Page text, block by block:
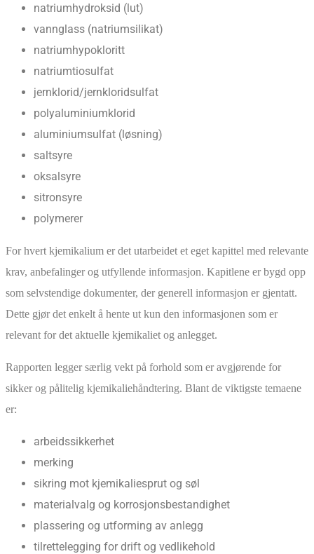
natriumhydroksid (lut)
vannglass (natriumsilikat)
natriumhypokloritt
natriumtiosulfat
jernklorid/jernkloridsulfat
polyaluminiumklorid
aluminiumsulfat (løsning)
saltsyre
oksalsyre
sitronsyre
polymerer
For hvert kjemikalium er det utarbeidet et eget kapittel med relevante
krav, anbefalinger og utfyllende informasjon. Kapitlene er bygd opp
som selvstendige dokumenter, der generell informasjon er gjentatt.
Dette gjør det enkelt å hente ut kun den informasjonen som er
relevant for det aktuelle kjemikaliet og anlegget.
Rapporten legger særlig vekt på forhold som er avgjørende for
sikker og pålitelig kjemikaliehåndtering. Blant de viktigste temaene
er:
arbeidssikkerhet
merking
sikring mot kjemikaliesprut og søl
materialvalg og korrosjonsbestandighet
plassering og utforming av anlegg
tilrettelegging for drift og vedlikehold